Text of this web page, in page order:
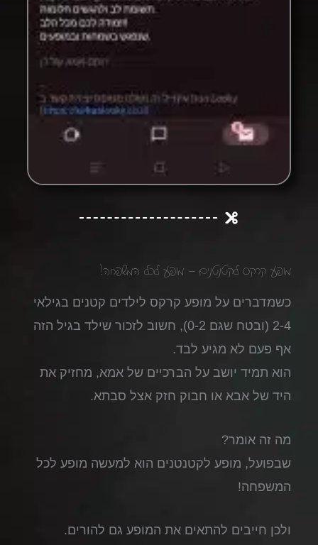
מופע קרקס לקטנטנים – מופע לכל המשפחה!
כשמדברים על מופע קרקס לילדים קטנים בגילאי
2-4 (ובטח שגם 0-2), חשוב לזכור שילד בגיל הזה
אף פעם לא מגיע לבד.
הוא תמיד יושב על הברכיים של אמא, מחזיק את
היד של אבא או חבוק חזק אצל סבתא.
מה זה אומר?
שבפועל, מופע לקטנטנים הוא למעשה מופע לכל
המשפחה!
ולכן חייבים להתאים את המופע גם להורים.